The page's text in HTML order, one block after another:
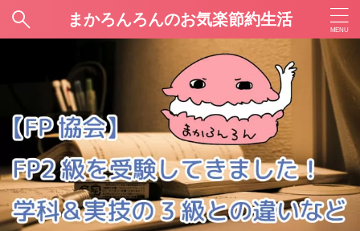
まかろんろんのお気楽節約生活